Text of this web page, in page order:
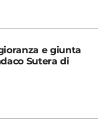
e giunta
Sutera di